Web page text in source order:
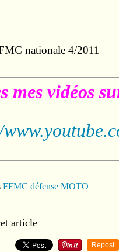
nationale 4/2011
mes vidéos
FFMC défense MOTO
article
Repost